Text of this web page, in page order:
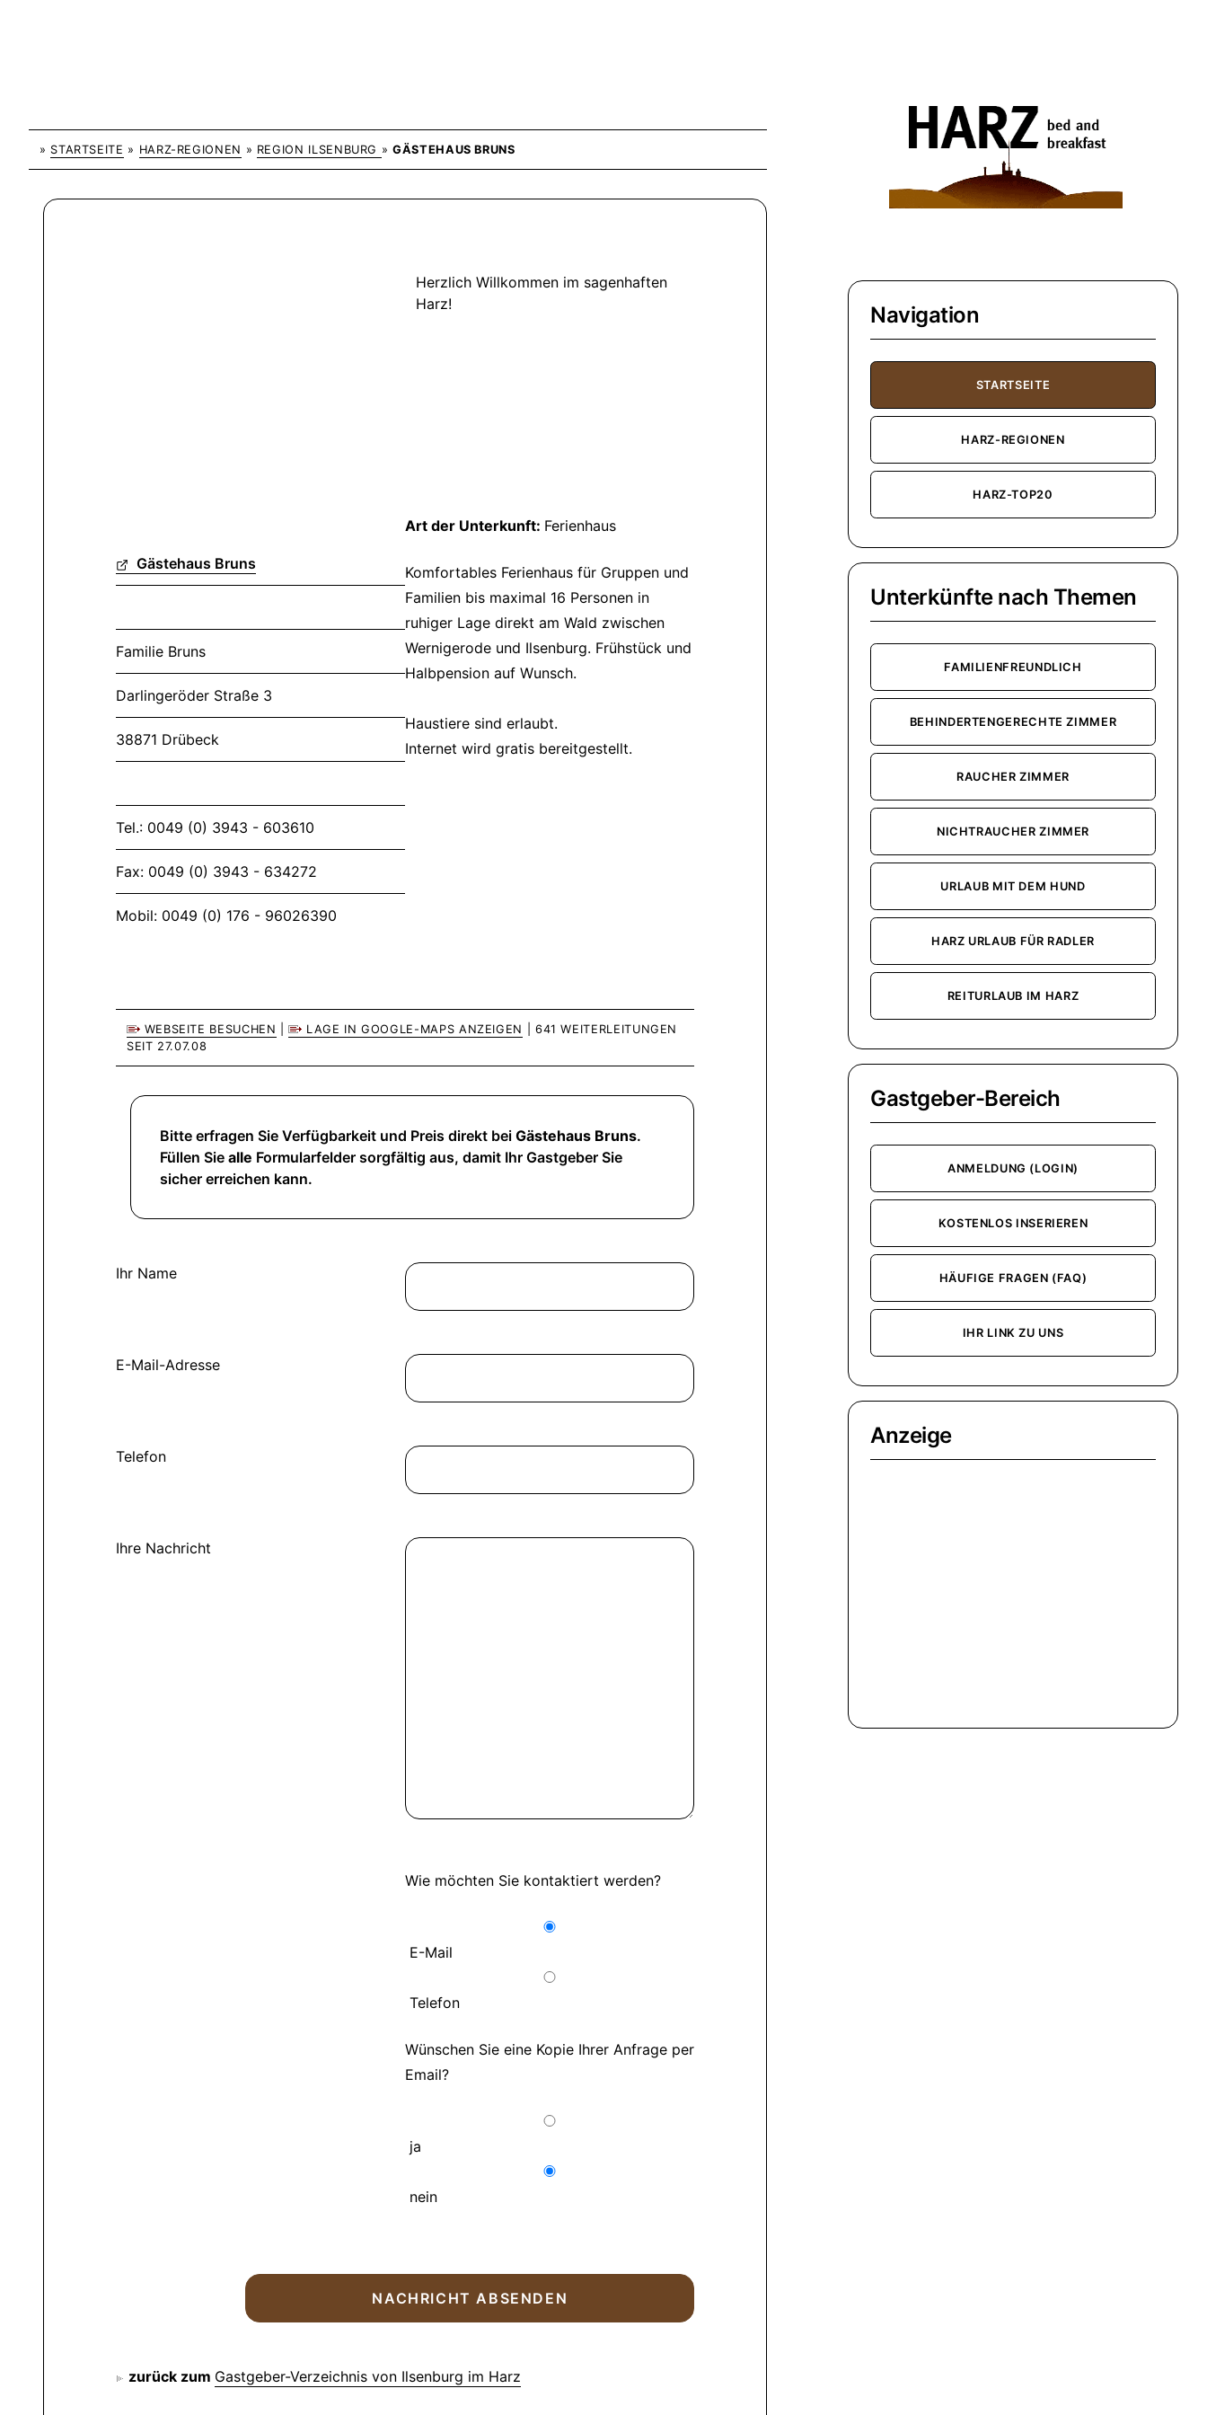
» STARTSEITE » HARZ-REGIONEN » REGION ILSENBURG »GÄSTEHAUS BRUNS
Herzlich Willkommen im sagenhaften
Harz!
Gästehaus Bruns
Familie Bruns
Darlingeröder Straße 3
38871 Drübeck
Tel.: 0049 (0) 3943 - 603610
Fax: 0049 (0) 3943 - 634272
Mobil: 0049 (0) 176 - 96026390
Art der Unterkunft: Ferienhaus
Komfortables Ferienhaus für Gruppen und
Familien bis maximal 16 Personen in
ruhiger Lage direkt am Wald zwischen
Wernigerode und Ilsenburg. Frühstück und
Halbpension auf Wunsch.
Haustiere sind erlaubt.
Internet wird gratis bereitgestellt.
WEBSEITE BESUCHEN | LAGE IN GOOGLE-MAPS ANZEIGEN
| 641 WEITERLEITUNGEN
SEIT 27.07.08
Bitte erfragen Sie Verfügbarkeit und Preis direkt bei Gästehaus Bruns.
Füllen Sie alle Formularfelder sorgfältig aus, damit Ihr Gastgeber Sie
sicher erreichen kann.
Ihr Name
E-Mail-Adresse
Telefon
Ihre Nachricht
Wie möchten Sie kontaktiert werden?
E-Mail
Telefon
Wünschen Sie eine Kopie Ihrer Anfrage per
Email?
ja
nein
zurück zum Gastgeber-Verzeichnis von Ilsenburg im Harz
Navigation
STARTSEITE
HARZ-REGIONEN
HARZ-TOP20
Unterkünfte nach Themen
FAMILIENFREUNDLICH
BEHINDERTENGERECHTE ZIMMER
RAUCHER ZIMMER
NICHTRAUCHER ZIMMER
URLAUB MIT DEM HUND
HARZ URLAUB FÜR RADLER
REITURLAUB IM HARZ
Gastgeber-Bereich
ANMELDUNG (LOGIN)
KOSTENLOS INSERIEREN
HÄUFIGE FRAGEN (FAQ)
IHR LINK ZU UNS
Anzeige